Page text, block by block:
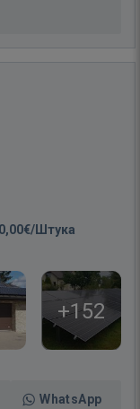
Штука
+152
WhatsApp